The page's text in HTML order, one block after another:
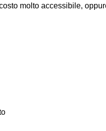
molto accessibile,